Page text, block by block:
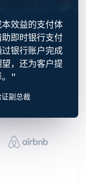
效益的支付体
即时银行支付
银行账户完成
，还为客户提
副总裁